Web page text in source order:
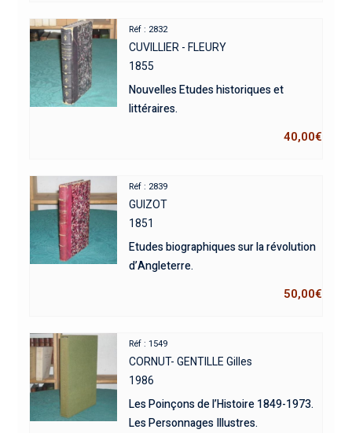
Réf : 2832
CUVILLIER - FLEURY
1855
Nouvelles Etudes historiques et
littéraires.
40,00€
Réf : 2839
GUIZOT
1851
Etudes biographiques sur la révolution
d’Angleterre.
50,00€
Réf : 1549
CORNUT- GENTILLE Gilles
1986
Les Poinçons de l’Histoire 1849-1973.
Les Personnages Illustres.